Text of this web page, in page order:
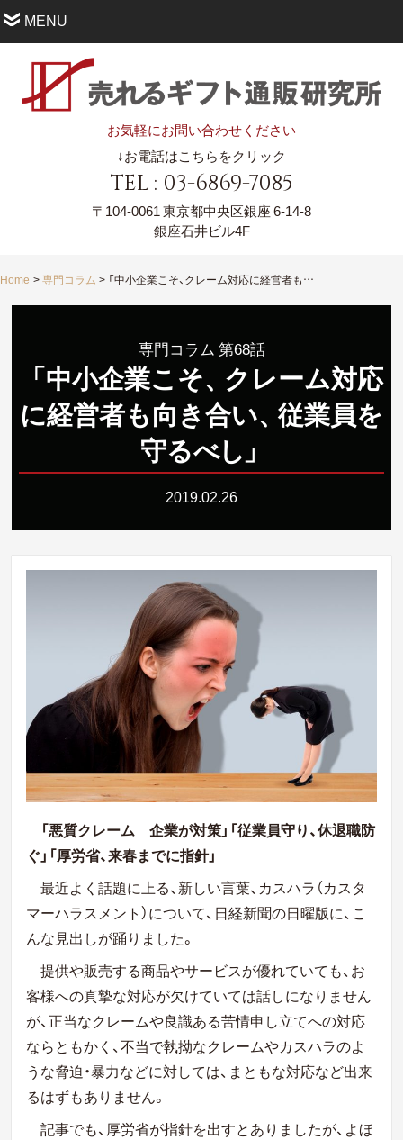
MENU
お気軽にお問い合わせください
↓お電話はこちらをクリック
TEL : 03-6869-7085
〒104-0061東京都中央区銀座 6-14-8
銀座石井ビル4F
Home 専門コラム 「中小企業こそ、クレーム対応に経営者も向き合い、従業員を守るべし」
専門コラム 第68話
「中小企業こそ、 クレーム対応
に経営者も向き合い、 従業員を
守るべし 」
2019.02.26
「悪質クレーム 企業が対策」「従業員守り、休退職防
ぐ」「厚労省、来春までに指針」
最近よく話題に上る、新しい言葉、カスハラ（カスタ
マーハラスメント）について、日経新聞の日曜版に、こ
んな見出しが踊りました。
提供や販売する商品やサービスが優れていても、お
客様への真摯な対応が欠けていては話しになりません
が、正当なクレームや良識ある苦情申し立てへの対応
ならともかく、不当で執拗なクレームやカスハラのよ
うな脅迫・暴力などに対しては、まともな対応など出来
るはずもありません。
記事でも、厚労省が指針を出すとありましたが、よほ